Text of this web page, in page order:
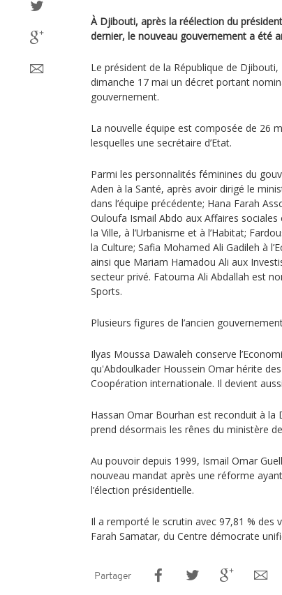
À Djibouti, après la réélection du
dernier, le nouveau gouvernement a été
Le président de la République de
dimanche 17 mai un décret portant
gouvernement.
La nouvelle équipe est composée de 26
lesquelles une secrétaire d’Etat.
Parmi les personnalités féminines du
Aden à la Santé, après avoir dirigé le
dans l’équipe précédente; Hana Farah
Ouloufa Ismail Abdo aux Affaires
la Ville, à l’Urbanisme et à l’Habitat;
la Culture; Safia Mohamed Ali Gadileh à
ainsi que Mariam Hamadou Ali aux
secteur privé. Fatouma Ali Abdallah est
Sports.
Plusieurs figures de l’ancien
Ilyas Moussa Dawaleh conserve
qu'Abdoulkader Houssein Omar hérite
Coopération internationale. Il devient
Hassan Omar Bourhan est reconduit à la
prend désormais les rênes du ministère de
Au pouvoir depuis 1999, Ismail Omar
nouveau mandat après une réforme
l’élection présidentielle.
Il a remporté le scrutin avec 97,81 % des
Farah Samatar, du Centre démocrate
Partager